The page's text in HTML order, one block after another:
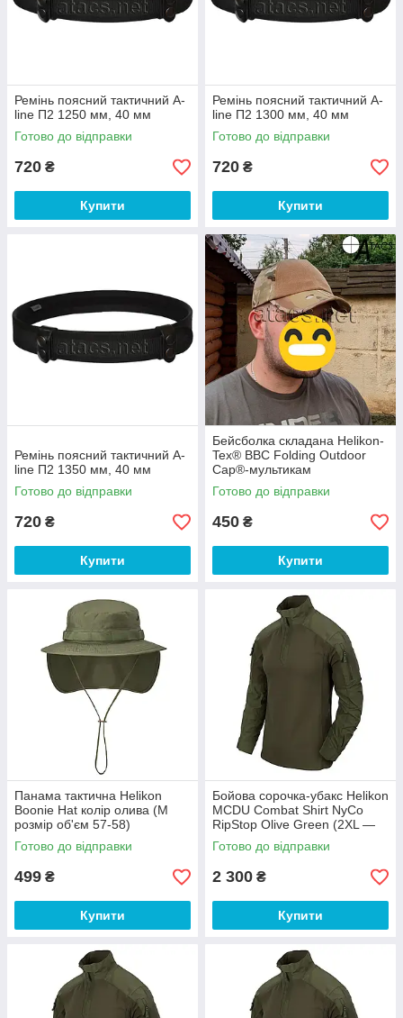
Ремінь поясний тактичний A-
line П2 1250 мм, 40 мм
Готово до відправки
720 ₴
Купити
Ремінь поясний тактичний A-
line П2 1300 мм, 40 мм
Готово до відправки
720 ₴
Купити
Ремінь поясний тактичний A-
line П2 1350 мм, 40 мм
Готово до відправки
720 ₴
Купити
Бейсболка складана Helikon-
Tex® BBC Folding Outdoor
Cap®-мультикам
Готово до відправки
450 ₴
Купити
Панама тактична Helikon
Boonie Hat колір олива (M
розмір об'єм 57-58)
Готово до відправки
499 ₴
Купити
Бойова сорочка-убакс Helikon
MCDU Combat Shirt NyCo
RipStop Olive Green (2XL —
розмір)
Готово до відправки
2 300 ₴
Купити